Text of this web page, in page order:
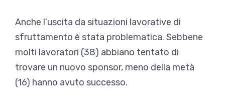
Anche l’uscita da situazioni lavorative di
sfruttamento è stata problematica. Sebbene
molti lavoratori (38) abbiano tentato di
trovare un nuovo sponsor, meno della metà
(16) hanno avuto successo.